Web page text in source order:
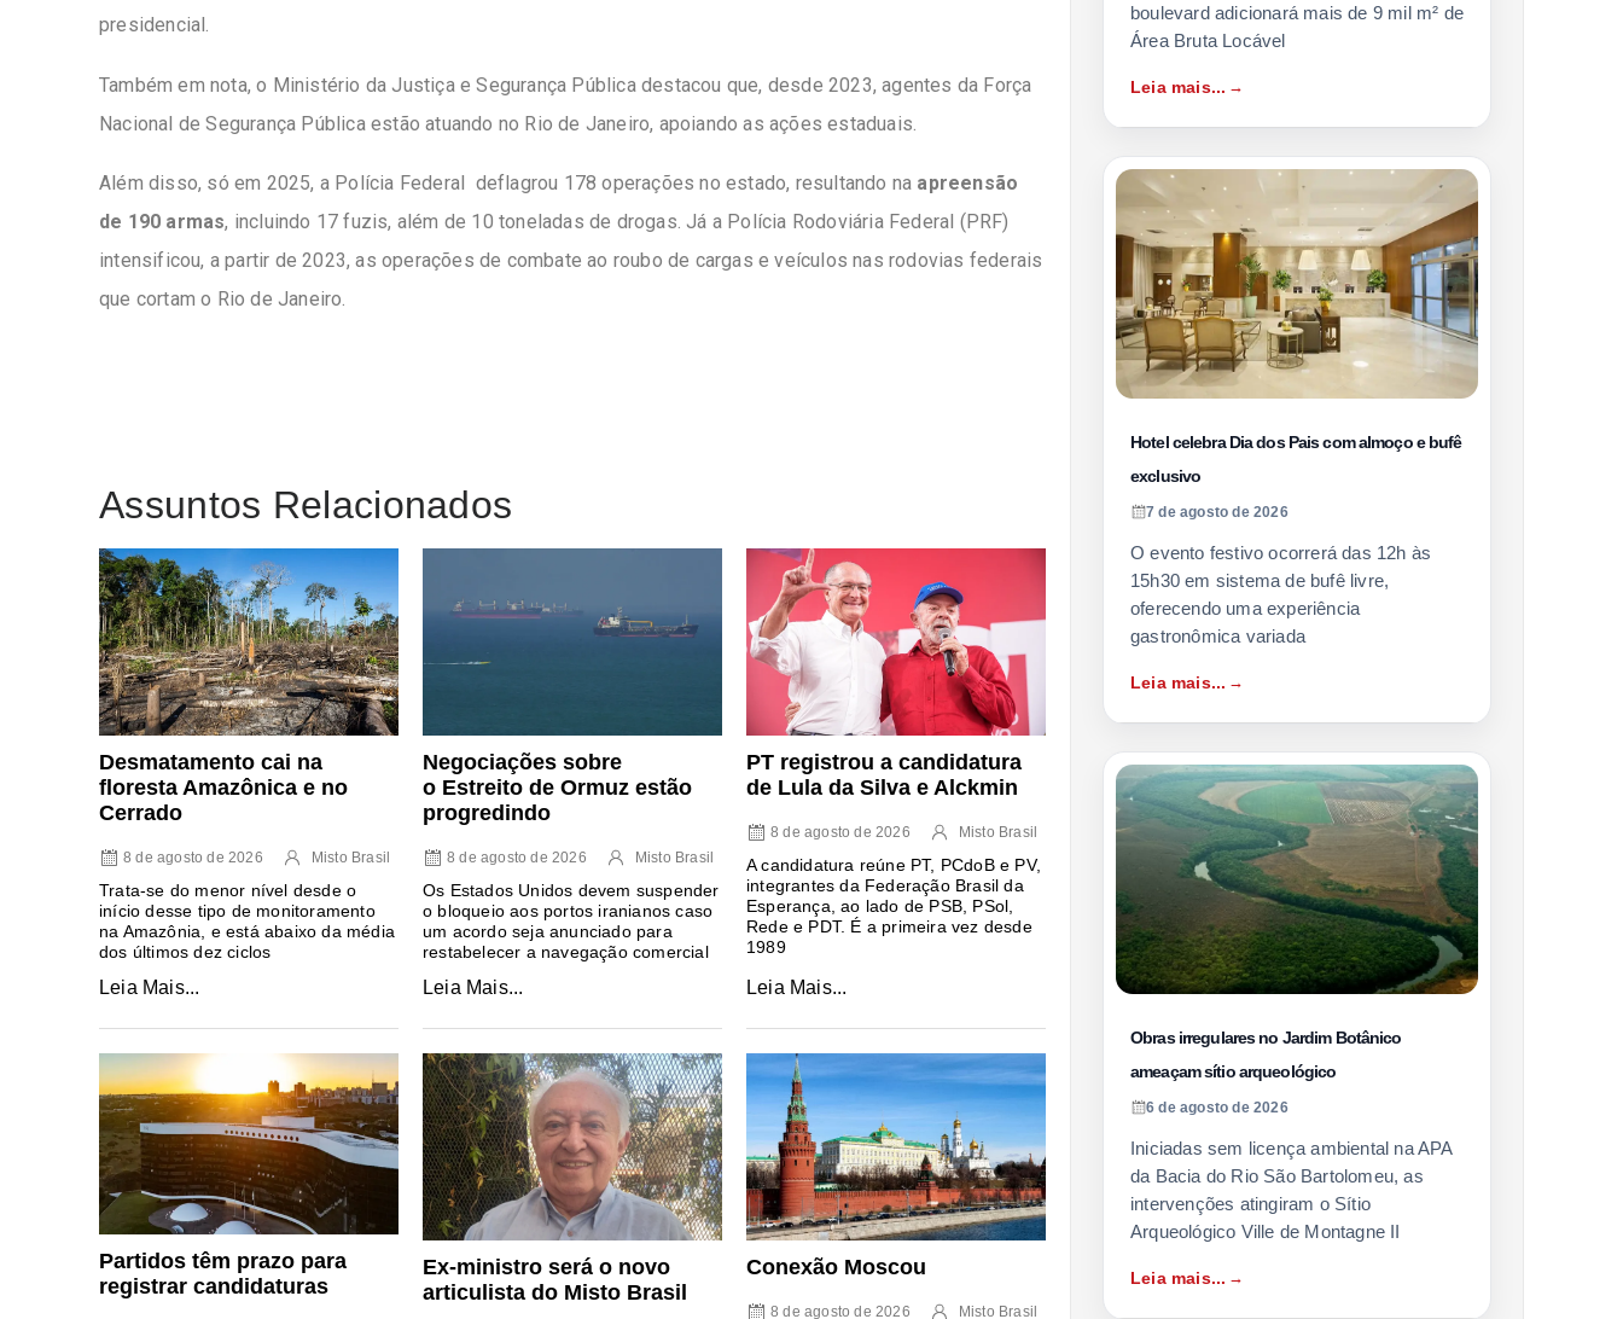
presidencial.
Também em nota, o Ministério da Justiça e Segurança Pública destacou que, desde 2023, agentes da Força
Nacional de Segurança Pública estão atuando no Rio de Janeiro, apoiando as ações estaduais.
Além disso, só em 2025, a Polícia Federal deflagrou 178 operações no estado, resultando na apreensão
de 190 armas, incluindo 17 fuzis, além de 10 toneladas de drogas. Já a Polícia Rodoviária Federal (PRF)
intensificou, a partir de 2023, as operações de combate ao roubo de cargas e veículos nas rodovias federais
que cortam o Rio de Janeiro.
Assuntos Relacionados
Desmatamento cai na
floresta Amazônica e no
Cerrado
8 de agosto de 2026 Misto Brasil
Trata-se do menor nível desde o
início desse tipo de monitoramento
na Amazônia, e está abaixo da média
dos últimos dez ciclos
Leia Mais...
Negociações sobre
o Estreito de Ormuz estão
progredindo
8 de agosto de 2026 Misto Brasil
Os Estados Unidos devem suspender
o bloqueio aos portos iranianos caso
um acordo seja anunciado para
restabelecer a navegação comercial
Leia Mais...
PT registrou a candidatura
de Lula da Silva e Alckmin
8 de agosto de 2026 Misto Brasil
A candidatura reúne PT, PCdoB e PV,
integrantes da Federação Brasil da
Esperança, ao lado de PSB, PSol,
Rede e PDT. É a primeira vez desde
1989
Leia Mais...
Partidos têm prazo para
registrar candidaturas
Ex-ministro será o novo
articulista do Misto Brasil
Conexão Moscou
8 de agosto de 2026 Misto Brasil
boulevard adicionará mais de 9 mil m² de
Área Bruta Locável
Leia mais...
Hotel celebra Dia dos Pais com almoço e bufê
exclusivo
7 de agosto de 2026
O evento festivo ocorrerá das 12h às
15h30 em sistema de bufê livre,
oferecendo uma experiência
gastronômica variada
Leia mais...
Obras irregulares no Jardim Botânico
ameaçam sítio arqueológico
6 de agosto de 2026
Iniciadas sem licença ambiental na APA
da Bacia do Rio São Bartolomeu, as
intervenções atingiram o Sítio
Arqueológico Ville de Montagne II
Leia mais...